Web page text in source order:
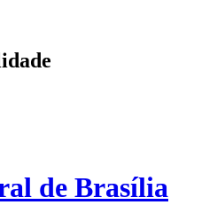
de Brasília